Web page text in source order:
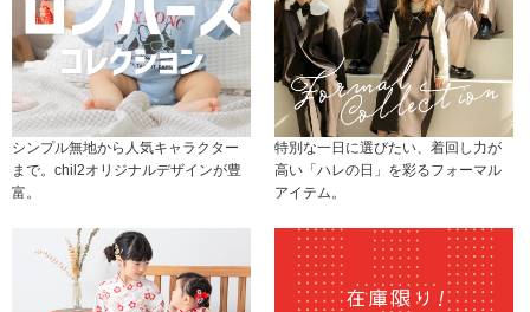
シンプル無地から人気キャラクター
まで。chil2オリジナルデザインが豊
富。
特別な一日に選びたい、着回し力が
高い「ハレの日」を彩るフォーマル
アイテム。